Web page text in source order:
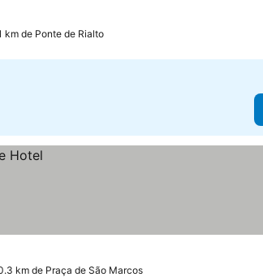
km de Ponte de Rialto
km de Praça de São Marcos